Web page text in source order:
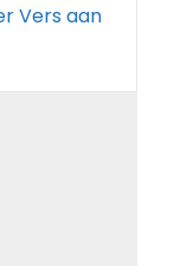
Vers aan